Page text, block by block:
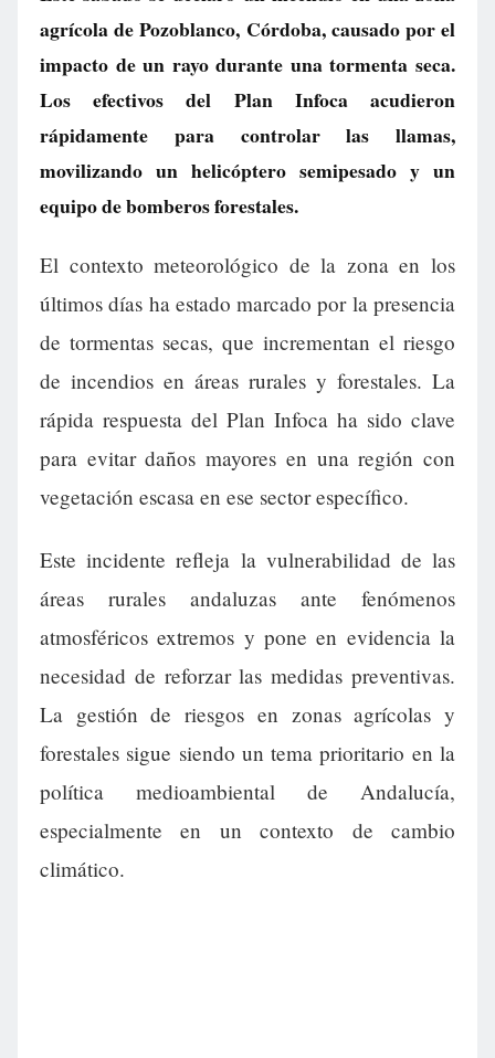
agrícola de Pozoblanco, Córdoba, causado por el
impacto de un rayo durante una tormenta seca.
Los efectivos del Plan Infoca acudieron
rápidamente para controlar las llamas,
movilizando un helicóptero semipesado y un
equipo de bomberos forestales.
El contexto meteorológico de la zona en los
últimos días ha estado marcado por la presencia
de tormentas secas, que incrementan el riesgo
de incendios en áreas rurales y forestales. La
rápida respuesta del Plan Infoca ha sido clave
para evitar daños mayores en una región con
vegetación escasa en ese sector específico.
Este incidente refleja la vulnerabilidad de las
áreas rurales andaluzas ante fenómenos
atmosféricos extremos y pone en evidencia la
necesidad de reforzar las medidas preventivas.
La gestión de riesgos en zonas agrícolas y
forestales sigue siendo un tema prioritario en la
política medioambiental de Andalucía,
especialmente en un contexto de cambio
climático.